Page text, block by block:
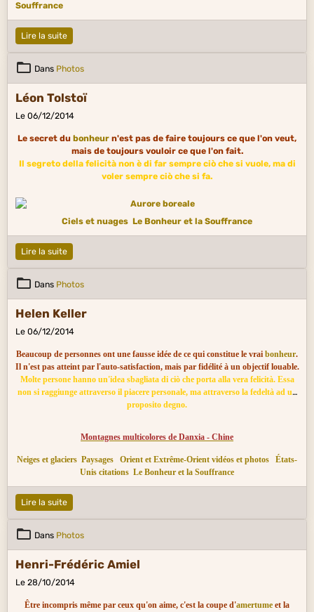
Souffrance
Lire la suite
Dans Photos
Léon Tolstoï
Le 06/12/2014
Le secret du bonheur n'est pas de faire toujours ce que l'on veut,
mais de toujours vouloir ce que l'on fait.
Il segreto della felicità non è di far sempre ciò che si vuole, ma di
voler sempre ciò che si fa.
Ciels et nuages Le Bonheur et la Souffrance
Lire la suite
Dans Photos
Helen Keller
Le 06/12/2014
Beaucoup de personnes ont une fausse idée de ce qui constitue le vrai bonheur.
Il n'est pas atteint par l'auto-satisfaction, mais par fidélité à un objectif louable.
Molte persone hanno un'idea sbagliata di ciò che porta alla vera felicità. Essa
non si raggiunge attraverso il piacere personale, ma attraverso la fedeltà ad un
proposito degno.
Montagnes multicolores de Danxia - Chine
Neiges et glaciers Paysages Orient et Extrême-Orient vidéos et photos
États-
Unis citations Le Bonheur et la Souffrance
Lire la suite
Dans Photos
Henri-Frédéric Amiel
Le 28/10/2014
Être incompris même par ceux qu'on aime, c'est la coupe d'amertume et la